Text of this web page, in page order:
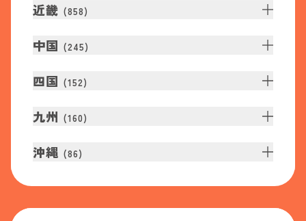
近畿 (858)
中国 (245)
四国 (152)
九州 (160)
沖縄 (86)